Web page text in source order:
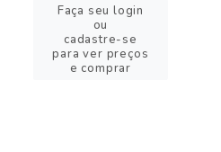
Faça seu login
ou
cadastre-se
para ver preços
e comprar